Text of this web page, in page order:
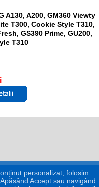
A130, A200, GM360 Viewty
T300, Cookie Style T310,
GS390 Prime, GU200,
T310
personalizat, folosim
Accept sau navigând